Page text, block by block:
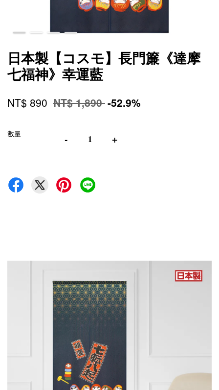
日本製【コスモ】長門簾《達摩
七福神》幸運藍
NT$ 890 NT$ 1,890-52.9%
數量 - +